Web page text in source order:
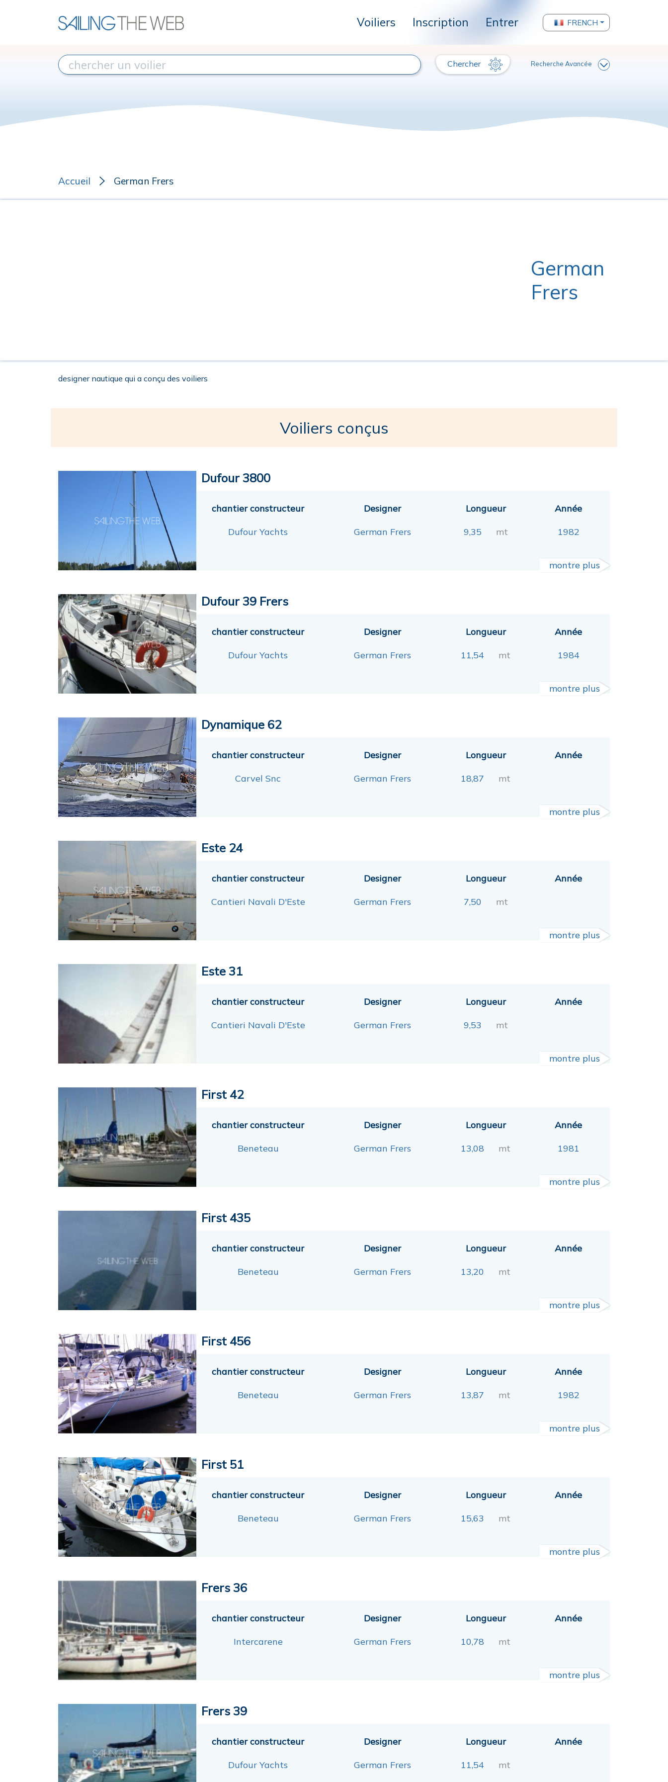
Voiliers Inscription Entrer FRENCH
Chercher Recherche Avancée
Accueil German Frers
German
Frers
designer nautique qui a conçu des voiliers
Voiliers conçus
Dufour 3800
chantier constructeur
Dufour Yachts
Designer
German Frers
Longueur
9,35 mt
Année
1982
montre plus
Dufour 39 Frers
chantier constructeur
Dufour Yachts
Designer
German Frers
Longueur
11,54 mt
Année
1984
montre plus
Dynamique 62
chantier constructeur
Carvel Snc
Designer
German Frers
Longueur
18,87 mt
Année
montre plus
Este 24
chantier constructeur
Cantieri Navali D'Este
Designer
German Frers
Longueur
7,50 mt
Année
montre plus
Este 31
chantier constructeur
Cantieri Navali D'Este
Designer
German Frers
Longueur
9,53 mt
Année
montre plus
First 42
chantier constructeur
Beneteau
Designer
German Frers
Longueur
13,08 mt
Année
1981
montre plus
First 435
chantier constructeur
Beneteau
Designer
German Frers
Longueur
13,20 mt
Année
montre plus
First 456
chantier constructeur
Beneteau
Designer
German Frers
Longueur
13,87 mt
Année
1982
montre plus
First 51
chantier constructeur
Beneteau
Designer
German Frers
Longueur
15,63 mt
Année
montre plus
Frers 36
chantier constructeur
Intercarene
Designer
German Frers
Longueur
10,78 mt
Année
montre plus
Frers 39
chantier constructeur
Dufour Yachts
Designer
German Frers
Longueur
11,54 mt
Année